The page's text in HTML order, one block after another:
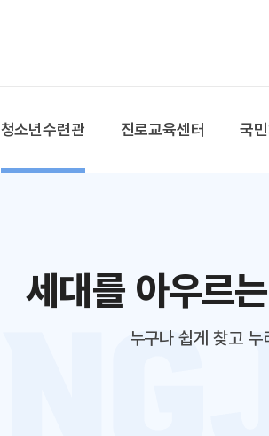
청소년수련관 진로교육센터 국
세대를 아우르
누구나 쉽게 찾고